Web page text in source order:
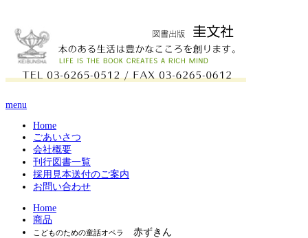
menu
Home
ごあいさつ
会社概要
刊行図書一覧
採用見本送付のご案内
お問い合わせ
Home
商品
こどものための童話オペラ 赤ずきん